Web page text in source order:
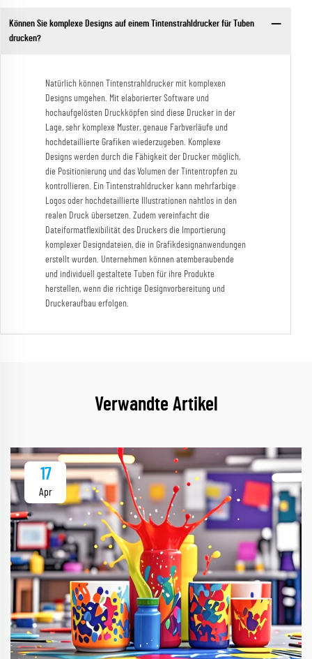
Können Sie komplexe Designs auf einem Tintenstrahldrucker für Tuben
drucken?
Natürlich können Tintenstrahldrucker mit komplexen
Designs umgehen. Mit elaborierter Software und
hochaufgelösten Druckköpfen sind diese Drucker in der
Lage, sehr komplexe Muster, genaue Farbverläufe und
hochdetaillierte Grafiken wiederzugeben. Komplexe
Designs werden durch die Fähigkeit der Drucker möglich,
die Positionierung und das Volumen der Tintentropfen zu
kontrollieren. Ein Tintenstrahldrucker kann mehrfarbige
Logos oder hochdetaillierte Illustrationen nahtlos in den
realen Druck übersetzen. Zudem vereinfacht die
Dateiformatflexibilität des Druckers die Importierung
komplexer Designdateien, die in Grafikdesignanwendungen
erstellt wurden. Unternehmen können atemberaubende
und individuell gestaltete Tuben für ihre Produkte
herstellen, wenn die richtige Designvorbereitung und
Druckeraufbau erfolgen.
Verwandte Artikel
17
Apr